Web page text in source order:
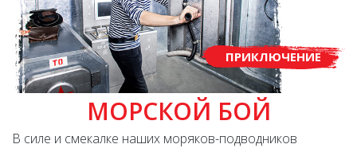
ПРИКЛЮЧЕНИЕ
МОРСКОЙ БОЙ
В силе и смекалке наших моряков-подводников